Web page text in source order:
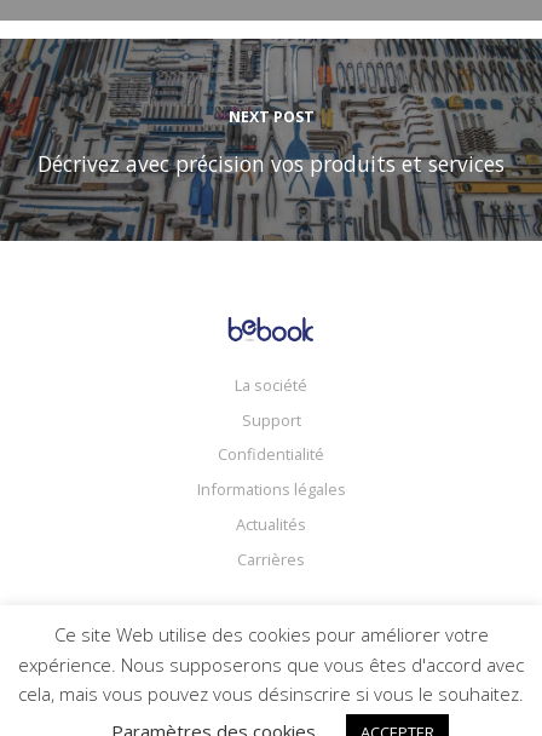
NEXT POST
Décrivez avec précision vos produits et services
La société
Support
Confidentialité
Informations légales
Actualités
Carrières
Le spécialise du catalogue
© Copyright bebook 2018
Ce site Web utilise des cookies pour améliorer votre
expérience. Nous supposerons que vous êtes d'accord avec
cela, mais vous pouvez vous désinscrire si vous le souhaitez.
Paramètres des cookies